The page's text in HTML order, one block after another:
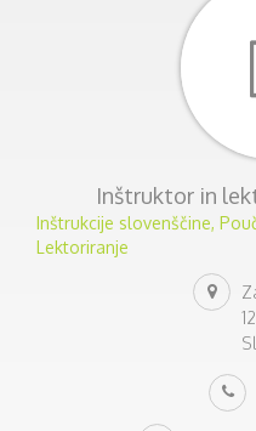
Inštruktor in
Inštrukcije slovenščine,
Lektoriranje